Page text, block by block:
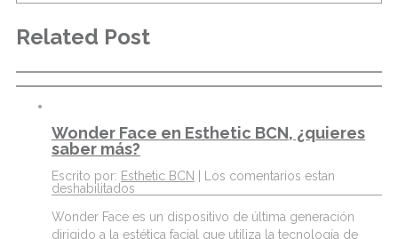
Related Post
Wonder Face en Esthetic BCN, ¿quieres
saber más?
Escrito por: Esthetic BCN
Los comentarios estan
deshabilitados
Wonder Face es un dispositivo de última generación
dirigido a la estética facial que utiliza la tecnología de